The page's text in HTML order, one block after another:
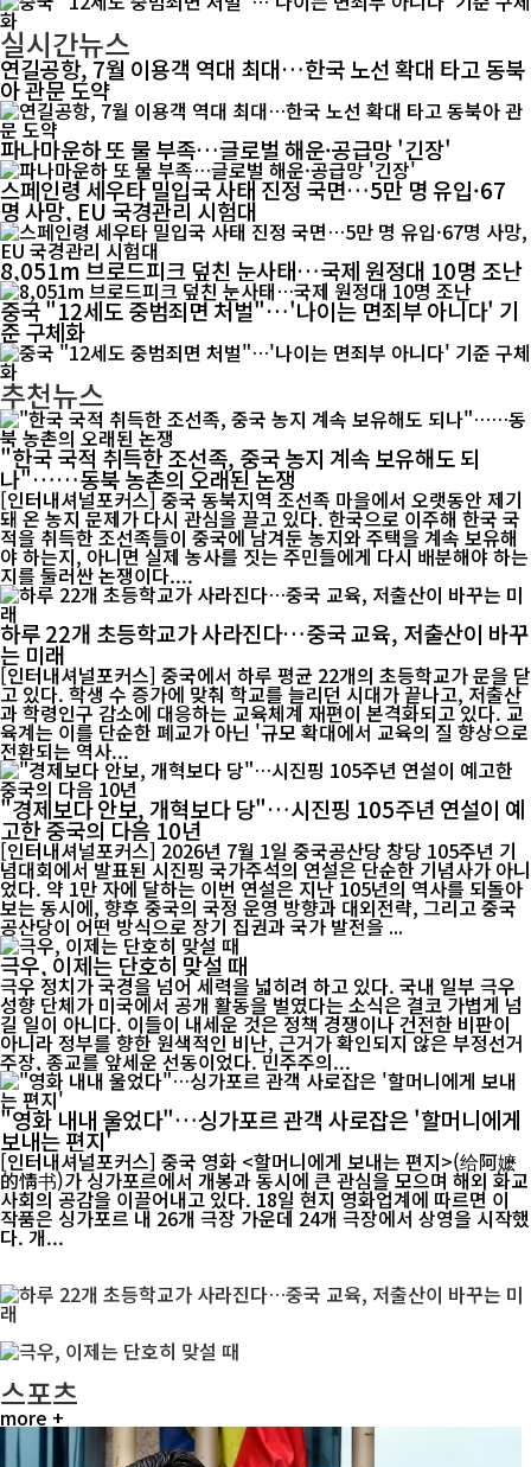
실시간뉴스
연길공항, 7월 이용객 역대 최대…한국 노선 확대 타고 동북
아 관문 도약
파나마운하 또 물 부족…글로벌 해운·공급망 '긴장'
스페인령 세우타 밀입국 사태 진정 국면…5만 명 유입·67
명 사망, EU 국경관리 시험대
8,051m 브로드피크 덮친 눈사태…국제 원정대 10명 조난
중국 "12세도 중범죄면 처벌"…'나이는 면죄부 아니다' 기
준 구체화
추천뉴스
"한국 국적 취득한 조선족, 중국 농지 계속 보유해도 되
나"……동북 농촌의 오래된 논쟁
[인터내셔널포커스] 중국 동북지역 조선족 마을에서 오랫동안 제기
돼 온 농지 문제가 다시 관심을 끌고 있다. 한국으로 이주해 한국 국
적을 취득한 조선족들이 중국에 남겨둔 농지와 주택을 계속 보유해
야 하는지, 아니면 실제 농사를 짓는 주민들에게 다시 배분해야 하는
지를 둘러싼 논쟁이다....
하루 22개 초등학교가 사라진다…중국 교육, 저출산이 바꾸
는 미래
[인터내셔널포커스] 중국에서 하루 평균 22개의 초등학교가 문을 닫
고 있다. 학생 수 증가에 맞춰 학교를 늘리던 시대가 끝나고, 저출산
과 학령인구 감소에 대응하는 교육체계 재편이 본격화되고 있다. 교
육계는 이를 단순한 폐교가 아닌 '규모 확대에서 교육의 질 향상으로
전환되는 역사...
"경제보다 안보, 개혁보다 당"…시진핑 105주년 연설이 예
고한 중국의 다음 10년
[인터내셔널포커스] 2026년 7월 1일 중국공산당 창당 105주년 기
념대회에서 발표된 시진핑 국가주석의 연설은 단순한 기념사가 아니
었다. 약 1만 자에 달하는 이번 연설은 지난 105년의 역사를 되돌아
보는 동시에, 향후 중국의 국정 운영 방향과 대외전략, 그리고 중국
공산당이 어떤 방식으로 장기 집권과 국가 발전을 ...
극우, 이제는 단호히 맞설 때
극우 정치가 국경을 넘어 세력을 넓히려 하고 있다. 국내 일부 극우
성향 단체가 미국에서 공개 활동을 벌였다는 소식은 결코 가볍게 넘
길 일이 아니다. 이들이 내세운 것은 정책 경쟁이나 건전한 비판이
아니라 정부를 향한 원색적인 비난, 근거가 확인되지 않은 부정선거
주장, 종교를 앞세운 선동이었다. 민주주의...
"영화 내내 울었다"…싱가포르 관객 사로잡은 '할머니에게
보내는 편지'
[인터내셔널포커스] 중국 영화 <할머니에게 보내는 편지>(给阿嬷
的情书)가 싱가포르에서 개봉과 동시에 큰 관심을 모으며 해외 화교
사회의 공감을 이끌어내고 있다. 18일 현지 영화업계에 따르면 이
작품은 싱가포르 내 26개 극장 가운데 24개 극장에서 상영을 시작했
다. 개...
스포츠
more +